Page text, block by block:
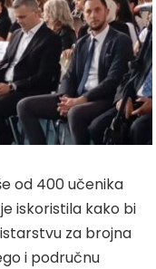
od 400 učenika
iskoristila kako bi
za brojna
i područnu